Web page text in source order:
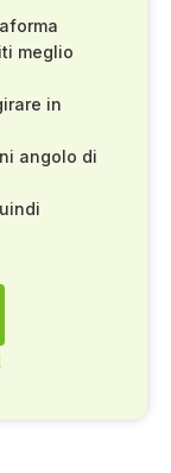
meglio
in
angolo di